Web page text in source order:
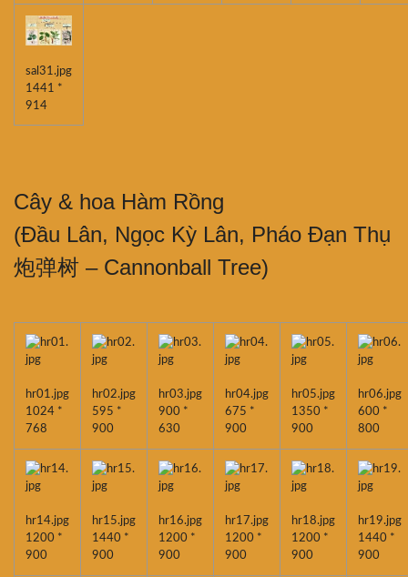
sal31.jpg
1441 *
914
Cây & hoa Hàm Rồng
(Đầu Lân, Ngọc Kỳ Lân, Pháo Đạn Thụ
炮弹树 – Cannonball Tree)
hr01.jpg
1024 *
768
hr02.jpg
595 *
900
hr03.jpg
900 *
630
hr04.jpg
675 *
900
hr05.jpg
1350 *
900
hr06.jpg
600 *
800
hr14.jpg
1200 *
900
hr15.jpg
1440 *
900
hr16.jpg
1200 *
900
hr17.jpg
1200 *
900
hr18.jpg
1200 *
900
hr19.jpg
1440 *
900